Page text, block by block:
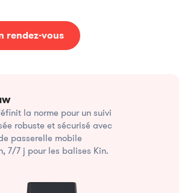
rendez-vous
la norme pour un suivi
robuste et sécurisé avec
passerelle mobile
7/7 j pour les balises Kin.